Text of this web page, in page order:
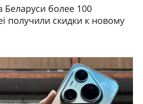
Беларуси более 100
получили скидки к новому